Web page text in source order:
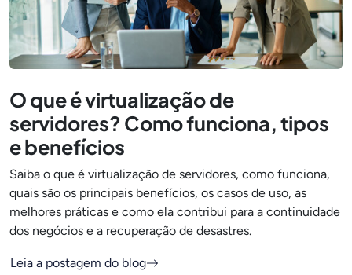
O que é virtualização de
servidores? Como funciona, tipos
e benefícios
Saiba o que é virtualização de servidores, como funciona,
quais são os principais benefícios, os casos de uso, as
melhores práticas e como ela contribui para a continuidade
dos negócios e a recuperação de desastres.
Leia a postagem do blog